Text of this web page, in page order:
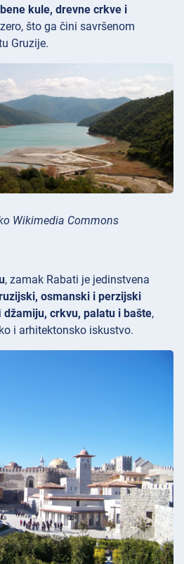
kule, drevne crkve i
što ga čini savršenom
Gruzije.
Wikimedia Commons
, zamak Rabati je jedinstvena
osmanski i perzijski
džamiju, crkvu, palatu i bašte,
i arhitektonsko iskustvo.